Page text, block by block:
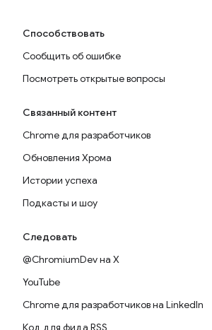
Способствовать
Сообщить об ошибке
Посмотреть открытые вопросы
Связанный контент
Chrome для разработчиков
Обновления Хрома
Истории успеха
Подкасты и шоу
Следовать
@ChromiumDev на X
YouTube
Chrome для разработчиков на LinkedIn
Код для фида RSS